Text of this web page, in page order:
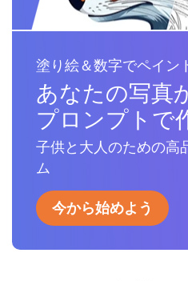
塗り絵＆数字でペイン
あなたの写真
プロンプトで
子供と大人のための高
ム
今から始めよう